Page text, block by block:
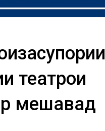
театрҳои
мешавад